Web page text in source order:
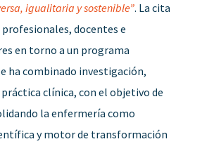
igualitaria y sostenible”. La cita
profesionales, docentes e
en torno a un programa
ha combinado investigación,
clínica, con el objetivo de
la enfermería como
y motor de transformación